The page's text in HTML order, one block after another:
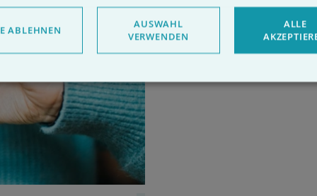
ABLEHNEN
AUSWAHL
VERWENDEN
ALLE